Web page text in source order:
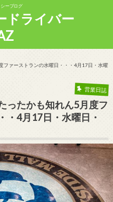
ーブログ
ドライバー
ファーストランの水曜日・・・4月17日・水曜
営業日誌
ったかも知れん5月度フ
・4月17日・水曜日・